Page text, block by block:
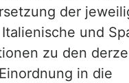
der
und
zu den
in die